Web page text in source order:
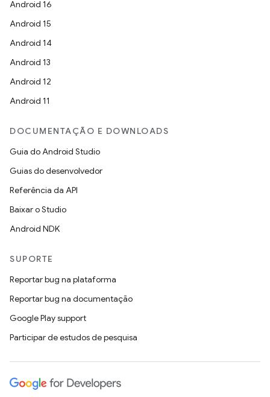
Android 16
Android 15
Android 14
Android 13
Android 12
Android 11
DOCUMENTAÇÃO E DOWNLOADS
Guia do Android Studio
Guias do desenvolvedor
Referência da API
Baixar o Studio
Android NDK
SUPORTE
Reportar bug na plataforma
Reportar bug na documentação
Google Play support
Participar de estudos de pesquisa